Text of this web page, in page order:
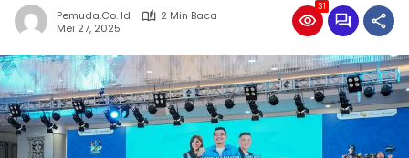
Pemuda.co. Id
2 Min Baca
Mei 27, 2025
31